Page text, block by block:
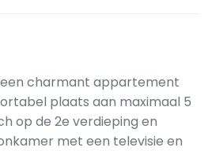
charmant appartement
plaats aan maximaal 5
op de 2e verdieping en
met een televisie en